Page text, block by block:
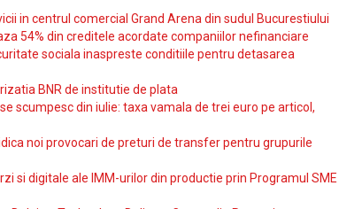
in centrul comercial Grand Arena din sudul Bucurestiului
54% din creditele acordate companiilor nefinanciare
sociala inaspreste conditiile pentru detasarea
BNR de institutie de plata
scumpesc din iulie: taxa vamala de trei euro pe articol,
noi provocari de preturi de transfer pentru grupurile
si digitale ale IMM-urilor din productie prin Programul SME